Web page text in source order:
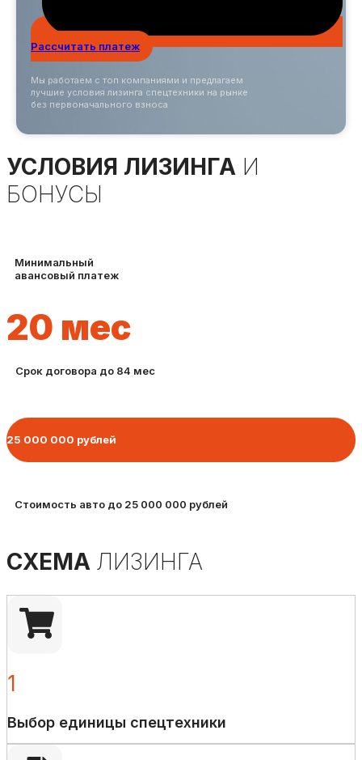
Рассчитать платеж
Мы работаем с топ компаниями и предлагаем
лучшие условия лизинга спецтехники на рынке
без первоначального взноса
УСЛОВИЯ ЛИЗИНГА И
БОНУСЫ
Минимальный
авансовый платеж
20 мес
Срок договора до 84 мес
25 000 000 рублей
Стоимость авто до 25 000 000 рублей
СХЕМА ЛИЗИНГА
1
Выбор единицы спецтехники